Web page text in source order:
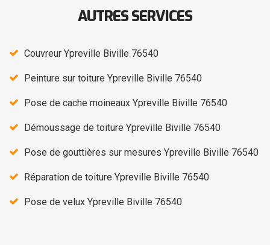
AUTRES SERVICES
Couvreur Ypreville Biville 76540
Peinture sur toiture Ypreville Biville 76540
Pose de cache moineaux Ypreville Biville 76540
Démoussage de toiture Ypreville Biville 76540
Pose de gouttières sur mesures Ypreville Biville 76540
Réparation de toiture Ypreville Biville 76540
Pose de velux Ypreville Biville 76540